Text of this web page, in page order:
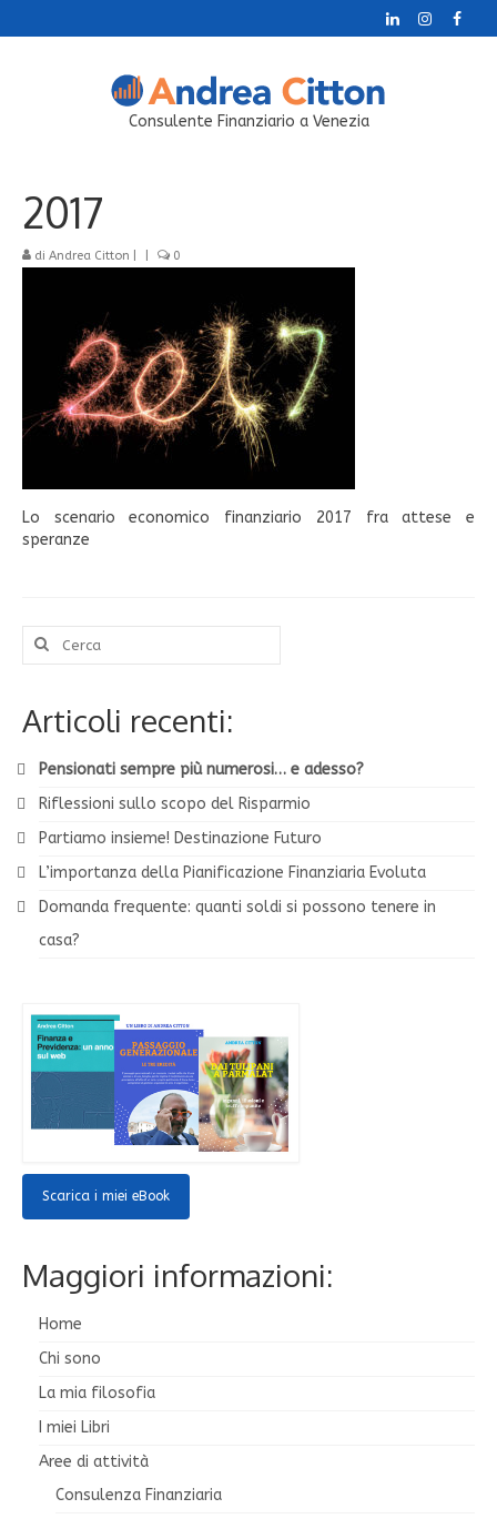
Consulente Finanziario a Venezia
2017
di Andrea Citton 0
Lo scenario economico finanziario 2017 fra attese e
speranze
Cerca:
Articoli recenti:
Pensionati sempre più numerosi… e adesso?
Riflessioni sullo scopo del Risparmio
Partiamo insieme! Destinazione Futuro
L’importanza della Pianificazione Finanziaria Evoluta
Domanda frequente: quanti soldi si possono tenere in
casa?
Scarica i miei eBook
Maggiori informazioni:
Home
Chi sono
La mia filosofia
I miei Libri
Aree di attività
Consulenza Finanziaria